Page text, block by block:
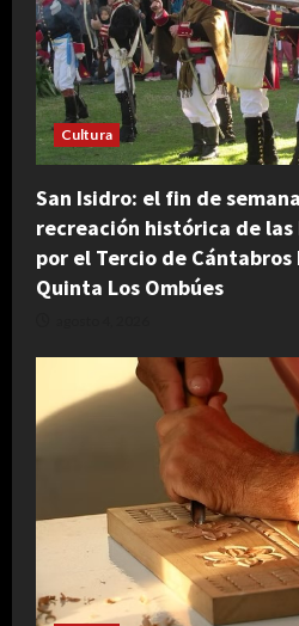
Cultura
San Isidro: el fin de
recreación histórica de las
por el Tercio de Cántabros
Quinta Los Ombúes